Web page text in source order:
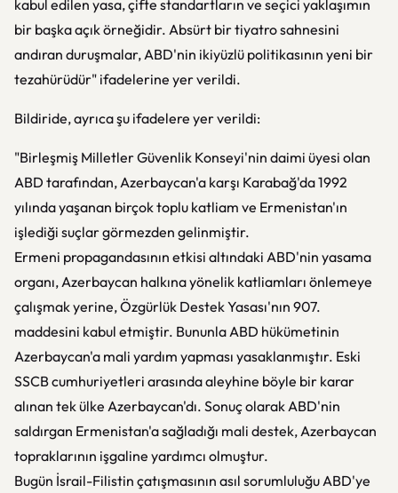
kabul edilen yasa, çifte standartların ve seçici yaklaşımın
bir başka açık örneğidir. Absürt bir tiyatro sahnesini
andıran duruşmalar, ABD'nin ikiyüzlü politikasının yeni bir
tezahürüdür" ifadelerine yer verildi.
Bildiride, ayrıca şu ifadelere yer verildi:
"Birleşmiş Milletler Güvenlik Konseyi'nin daimi üyesi olan
ABD tarafından, Azerbaycan'a karşı Karabağ'da 1992
yılında yaşanan birçok toplu katliam ve Ermenistan'ın
işlediği suçlar görmezden gelinmiştir.
Ermeni propagandasının etkisi altındaki ABD'nin yasama
organı, Azerbaycan halkına yönelik katliamları önlemeye
çalışmak yerine, Özgürlük Destek Yasası'nın 907.
maddesini kabul etmiştir. Bununla ABD hükümetinin
Azerbaycan'a mali yardım yapması yasaklanmıştır. Eski
SSCB cumhuriyetleri arasında aleyhine böyle bir karar
alınan tek ülke Azerbaycan'dı. Sonuç olarak ABD'nin
saldırgan Ermenistan'a sağladığı mali destek, Azerbaycan
topraklarının işgaline yardımcı olmuştur.
Bugün İsrail-Filistin çatışmasının asıl sorumluluğu ABD'ye